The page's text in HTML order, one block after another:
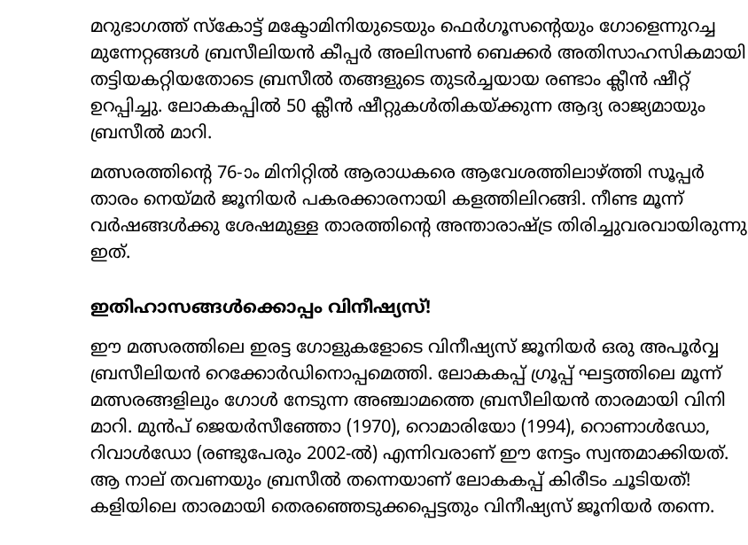
മറുഭാഗത്ത് സ്കോട്ട് മക്ടോമിനിയുടെയും ഫെർഗൂസന്‍റെയും ഗോളെന്നുറച്ച
മുന്നേറ്റങ്ങൾ ബ്രസീലിയൻ കീപ്പർ അലിസൺ ബെക്കർ അതിസാഹസികമായി
തട്ടിയകറ്റിയതോടെ ബ്രസീൽ തങ്ങളുടെ തുടർച്ചയായ രണ്ടാം ക്ലീൻ ഷീറ്റ്
ഉറപ്പിച്ചു. ലോകകപ്പിൽ 50 ക്ലീൻ ഷീറ്റുകൾതികയ്ക്കുന്ന ആദ്യ രാജ്യമായും
ബ്രസീൽ മാറി.
മത്സരത്തിന്‍റെ 76-ാം മിനിറ്റിൽ ആരാധകരെ ആവേശത്തിലാഴ്ത്തി സൂപ്പർ
താരം നെയ്മർ ജൂനിയർ പകരക്കാരനായി കളത്തിലിറങ്ങി. നീണ്ട മൂന്ന്
വർഷങ്ങൾക്കു ശേഷമുള്ള താരത്തിന്‍റെ അന്താരാഷ്ട്ര തിരിച്ചുവരവായിരുന്നു
ഇത്.
ഇതിഹാസങ്ങൾക്കൊപ്പം വിനീഷ്യസ്!
ഈ മത്സരത്തിലെ ഇരട്ട ഗോളുകളോടെ വിനീഷ്യസ് ജൂനിയർ ഒരു അപൂർവ്വ
ബ്രസീലിയൻ റെക്കോർഡിനൊപ്പമെത്തി. ലോകകപ്പ് ഗ്രൂപ്പ് ഘട്ടത്തിലെ മൂന്ന്
മത്സരങ്ങളിലും ഗോൾ നേടുന്ന അഞ്ചാമത്തെ ബ്രസീലിയൻ താരമായി വിനി
മാറി. മുൻപ് ജെയർസീഞ്ഞോ (1970), റൊമാരിയോ (1994), റൊണാൾഡോ,
റിവാൾഡോ (രണ്ടുപേരും 2002-ൽ) എന്നിവരാണ് ഈ നേട്ടം സ്വന്തമാക്കിയത്.
ആ നാല് തവണയും ബ്രസീൽ തന്നെയാണ് ലോകകപ്പ് കിരീടം ചൂടിയത്!
കളിയിലെ താരമായി തെരഞ്ഞെടുക്കപ്പെട്ടതും വിനീഷ്യസ് ജൂനിയർ തന്നെ.